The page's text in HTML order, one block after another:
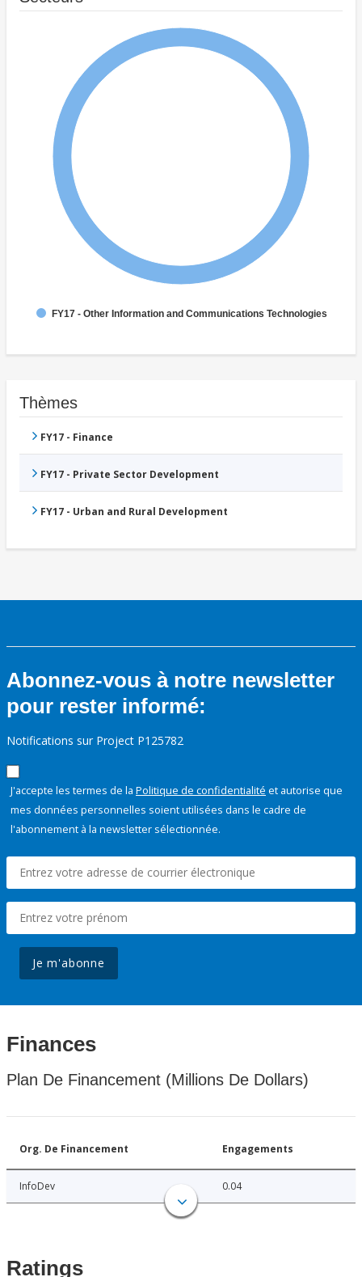
FY17 - Other Information and Communications Technologies
Thèmes
FY17 - Finance
FY17 - Private Sector Development
FY17 - Urban and Rural Development
Abonnez-vous à notre newsletter
pour rester informé:
Notifications sur Project P125782
J'accepte les termes de la Politique de confidentialité et autorise que
mes données personnelles soient utilisées dans le cadre de
l'abonnement à la newsletter sélectionnée.
Je m'abonne
Finances
Plan De Financement (Millions De Dollars)
Org. De Financement Engagements
InfoDev 0.04
Ratings